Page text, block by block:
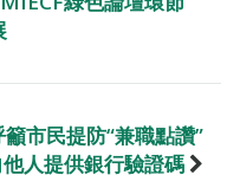
籲市民提防“兼職點讚”
人提供銀行驗證碼